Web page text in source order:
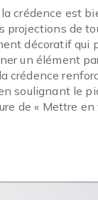
crédence est
projections de
décoratif qui
un élément
crédence
soulignant le
de « Mettre